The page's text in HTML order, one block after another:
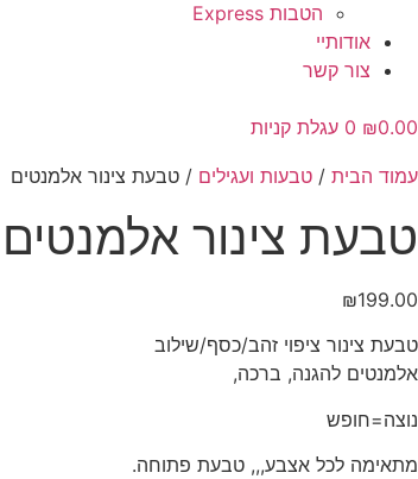
הטבות Express
אודותיי
צור קשר
₪0.00
0 עגלת קניות
עמוד הבית / טבעות ועגילים / טבעת צינור אלמנטים
טבעת צינור אלמנטים
₪199.00
טבעת צינור ציפוי זהב/כסף/שילוב
אלמנטים להגנה, ברכה,
נוצה=חופש
מתאימה לכל אצבע,,, טבעת פתוחה.